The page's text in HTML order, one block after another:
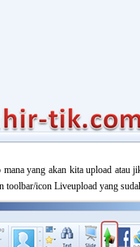
yang akan kita upload atau
toolbar/icon Liveupload yang